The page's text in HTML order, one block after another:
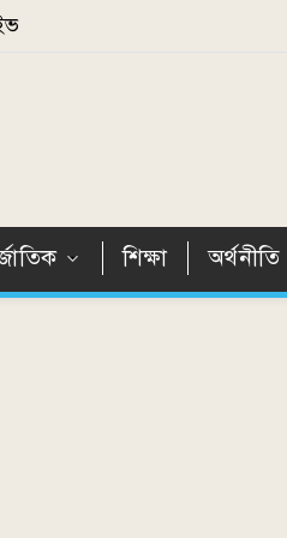
শিক্ষা অর্থনীতি